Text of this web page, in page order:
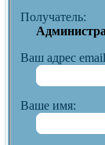
Получатель:
Ваш адрес
Ваше имя: